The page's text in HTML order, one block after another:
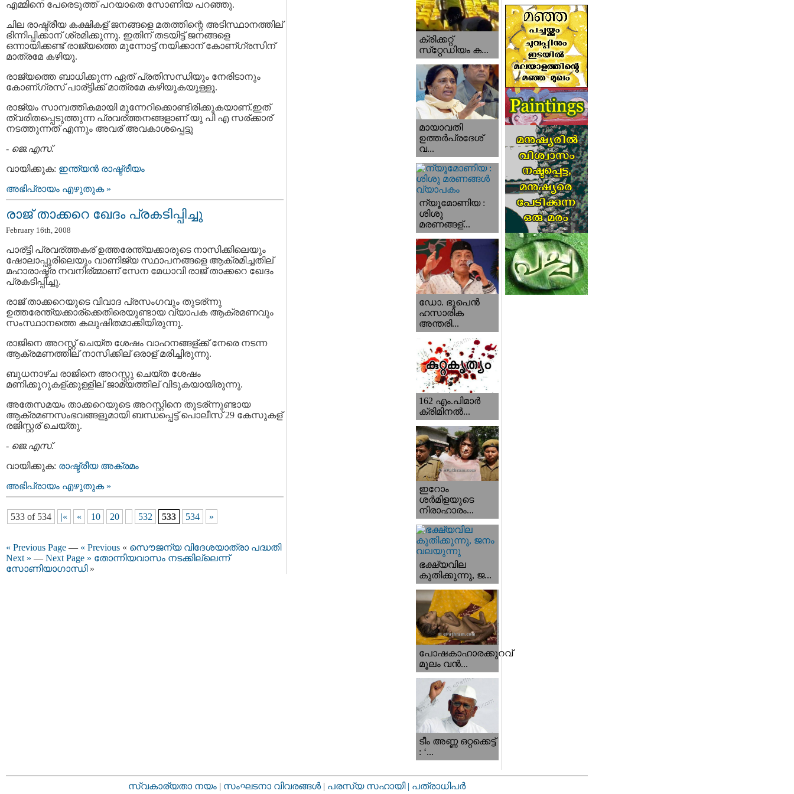
എമ്മിനെ പേരെടുത്ത് പറയാതെ സോണിയ പറഞ്ഞു.
ചില രാഷ്ട്രീയ കക്ഷികള് ജനങ്ങളെ മതത്തിന്റെ അടിസ്ഥാനത്തില്
ഭിന്നിപ്പിക്കാന് ശ്രമിക്കുന്നു. ഇതിന് തടയിട്ട് ജനങ്ങളെ
ഒന്നായിക്കണ്ട് രാജ്യത്തെ മുന്നോട്ട് നയിക്കാന് കോണ്ഗ്രസിന്
മാത്രമേ കഴിയൂ.
രാജ്യത്തെ ബാധിക്കുന്ന ഏത് പ്രതിസന്ധിയും നേരിടാനും
കോണ്ഗ്രസ് പാര്ട്ടിക്ക് മാത്രമേ കഴിയുകയുള്ളൂ.
രാജ്യം സാമ്പത്തികമായി മുന്നേറിക്കൊണ്ടിരിക്കുകയാണ്.ഇത്
ത്വരിതപ്പെടുത്തുന്ന പ്രവര്ത്തനങ്ങളാണ് യു പി എ സര്ക്കാര്
നടത്തുന്നത് എന്നും അവര് അവകാശപ്പെട്ടു
- ജെ.എസ്.
വായിക്കുക: ഇന്ത്യന്‍ രാഷ്ട്രീയം
അഭിപ്രായം എഴുതുക »
രാജ് താക്കറെ ഖേദം പ്രകടിപ്പിച്ചു
February 16th, 2008
പാര്ട്ടി പ്രവര്ത്തകര് ഉത്തരേന്ത്യക്കാരുടെ നാസിക്കിലെയും
ഷോലാപ്പൂരിലെയും വാണിജ്യ സ്ഥാപനങ്ങളെ ആക്രമിച്ചതില്
മഹാരാഷ്ട്ര നവനിര്മ്മാണ് സേന മേധാവി രാജ് താക്കറെ ഖേദം
പ്രകടിപ്പിച്ചു.
രാജ് താക്കറെയുടെ വിവാദ പ്രസംഗവും തുടര്ന്നു
ഉത്തരേന്ത്യക്കാര്ക്കെതിരെയുണ്ടായ വ്യാപക ആക്രമണവും
സംസ്ഥാനത്തെ കലുഷിതമാക്കിയിരുന്നു.
രാജിനെ അറസ്റ്റ് ചെയ്ത ശേഷം വാഹനങ്ങള്ക്ക് നേരെ നടന്ന
ആക്രമണത്തില് നാസിക്കില് ഒരാള് മരിച്ചിരുന്നു.
ബുധനാഴ്ച രാജിനെ അറസ്റ്റു ചെയ്ത ശേഷം
മണിക്കൂറുകള്ക്കുള്ളില് ജാമ്യത്തില് വിടുകയായിരുന്നു.
അതേസമയം താക്കറെയുടെ അറസ്റ്റിനെ തുടര്ന്നുണ്ടായ
ആക്രമണസംഭവങ്ങളുമായി ബന്ധപ്പെട്ട് പൊലീസ് 29 കേസുകള്
രജിസ്റ്റര് ചെയ്തു.
- ജെ.എസ്.
വായിക്കുക: രാഷ്ട്രീയ അക്രമം
അഭിപ്രായം എഴുതുക »
533 of 534 |« « 10 20 532 533 534 »
« Previous Page — « Previous « സൌജന്യ വിദേശയാത്രാ പദ്ധതി
Next » — Next Page » തോന്നിയവാസം നടക്കില്ലെന്ന്
സോണിയാഗാന്ധി»
ക്രിക്കറ്റ്
സ്‌റ്റേഡിയം ക...
മായാവതി
ഉത്തര്‍പ്രദേശ്‌
വ...
ന്യൂമോണിയ :
ശിശു
മരണങ്ങള്...
ഡോ. ഭൂപെന്‍
ഹസാരിക
അന്തരി...
162 എം.പിമാര്‍
ക്രിമിനല്‍...
ഇറോം
ശര്‍മിളയുടെ
നിരാഹാരം...
ഭക്ഷ്യവില
കുതിക്കുന്നു, ജ...
പോഷകാഹാരക്കുറവ്
മൂലം വന്‍...
ടീം അണ്ണ ഒറ്റക്കെട്ട്
: ‘...
സ്വകാര്യതാ നയം | സംഘടനാ വിവരങ്ങള്‍ | പരസ്യ സഹായി | പത്രാധിപര്‍